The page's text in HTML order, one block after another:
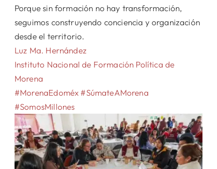
Porque sin formación no hay transformación,
seguimos construyendo conciencia y organización
desde el territorio.
Luz Ma. Hernández
Instituto Nacional de Formación Política de
Morena
#MorenaEdoméx #SúmateAMorena
#SomosMillones